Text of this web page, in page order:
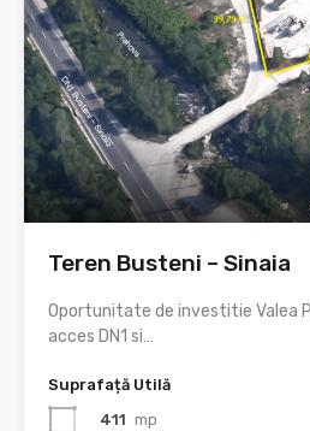
Teren Busteni – Sinaia
Oportunitate de investitie Valea
acces DN1 si…
Suprafață Utilă
411 mp